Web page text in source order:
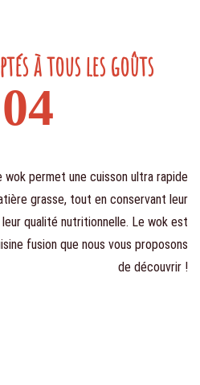
à tous les goûts
04
wok permet une cuisson ultra rapide
grasse, tout en conservant leur
qualité nutritionnelle. Le wok est
fusion que nous vous proposons
de découvrir !